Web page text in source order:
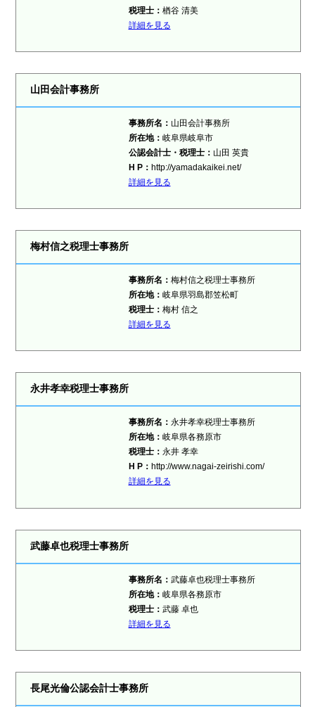
税理士： 楢谷 清美
詳細を見る
山田会計事務所
事務所名： 山田会計事務所
所在地： 岐阜県岐阜市
公認会計士・税理士： 山田 英貴
H P： http://yamadakaikei.net/
詳細を見る
梅村信之税理士事務所
事務所名： 梅村信之税理士事務所
所在地： 岐阜県羽島郡笠松町
税理士： 梅村 信之
詳細を見る
永井孝幸税理士事務所
事務所名： 永井孝幸税理士事務所
所在地： 岐阜県各務原市
税理士： 永井 孝幸
H P： http://www.nagai-zeirishi.com/
詳細を見る
武藤卓也税理士事務所
事務所名： 武藤卓也税理士事務所
所在地： 岐阜県各務原市
税理士： 武藤 卓也
詳細を見る
長尾光倫公認会計士事務所